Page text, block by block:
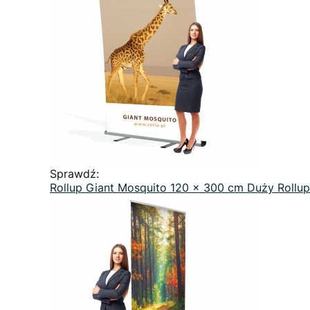
Sprawdź:
Rollup Giant Mosquito 120 x 300 cm Duży